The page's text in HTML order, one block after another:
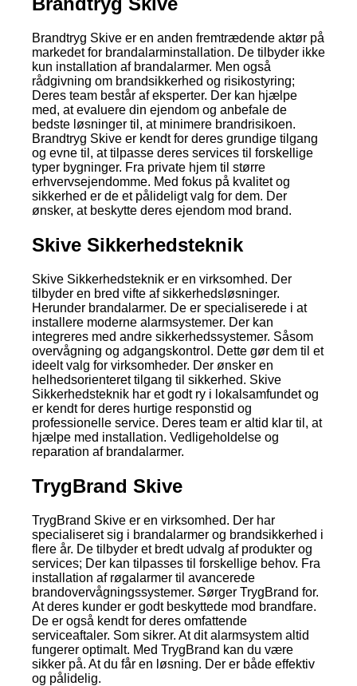
Brandtryg Skive er en anden fremtrædende aktør på
markedet for brandalarminstallation. De tilbyder ikke
kun installation af brandalarmer. Men også
rådgivning om brandsikkerhed og risikostyring;
Deres team består af eksperter. Der kan hjælpe
med, at evaluere din ejendom og anbefale de
bedste løsninger til, at minimere brandrisikoen.
Brandtryg Skive er kendt for deres grundige tilgang
og evne til, at tilpasse deres services til forskellige
typer bygninger. Fra private hjem til større
erhvervsejendomme. Med fokus på kvalitet og
sikkerhed er de et pålideligt valg for dem. Der
ønsker, at beskytte deres ejendom mod brand.
Skive Sikkerhedsteknik
Skive Sikkerhedsteknik er en virksomhed. Der
tilbyder en bred vifte af sikkerhedsløsninger.
Herunder brandalarmer. De er specialiserede i at
installere moderne alarmsystemer. Der kan
integreres med andre sikkerhedssystemer. Såsom
overvågning og adgangskontrol. Dette gør dem til et
ideelt valg for virksomheder. Der ønsker en
helhedsorienteret tilgang til sikkerhed. Skive
Sikkerhedsteknik har et godt ry i lokalsamfundet og
er kendt for deres hurtige responstid og
professionelle service. Deres team er altid klar til, at
hjælpe med installation. Vedligeholdelse og
reparation af brandalarmer.
TrygBrand Skive
TrygBrand Skive er en virksomhed. Der har
specialiseret sig i brandalarmer og brandsikkerhed i
flere år. De tilbyder et bredt udvalg af produkter og
services; Der kan tilpasses til forskellige behov. Fra
installation af røgalarmer til avancerede
brandovervågningssystemer. Sørger TrygBrand for.
At deres kunder er godt beskyttede mod brandfare.
De er også kendt for deres omfattende
serviceaftaler. Som sikrer. At dit alarmsystem altid
fungerer optimalt. Med TrygBrand kan du være
sikker på. At du får en løsning. Der er både effektiv
og pålidelig.